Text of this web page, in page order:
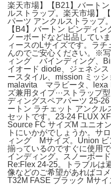
楽天市場】【B21】バート
ルストラップ。楽天市場】
パーツ アンクルストラップ
【B4】バートン ビンディ
ノーボードなど出品してい
ィースのLサイズです。ラ
んのでご安心ください。※
ィング バインディング、
イオード diode、ジェネシ
ースタイル、mission ミッ
malavita マラビータ、lexa
ズ兼用タイプ···ストラップ
ディングスペアパーツ 25-
ートン ラチェット アンク
セットです。23-24 FLUX
Source FC サイズM ユニオ
トにいかがでしょうか。
ィング Mサイズ。Union ビ
揃っているのですぐに使用
インディング。スノーボー
Re:Flex 24-25。トラブルは
像などのご希望があればコ
T32M FASE ブラック Mサイ